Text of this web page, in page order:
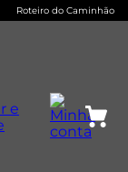
Roteiro do Caminhão